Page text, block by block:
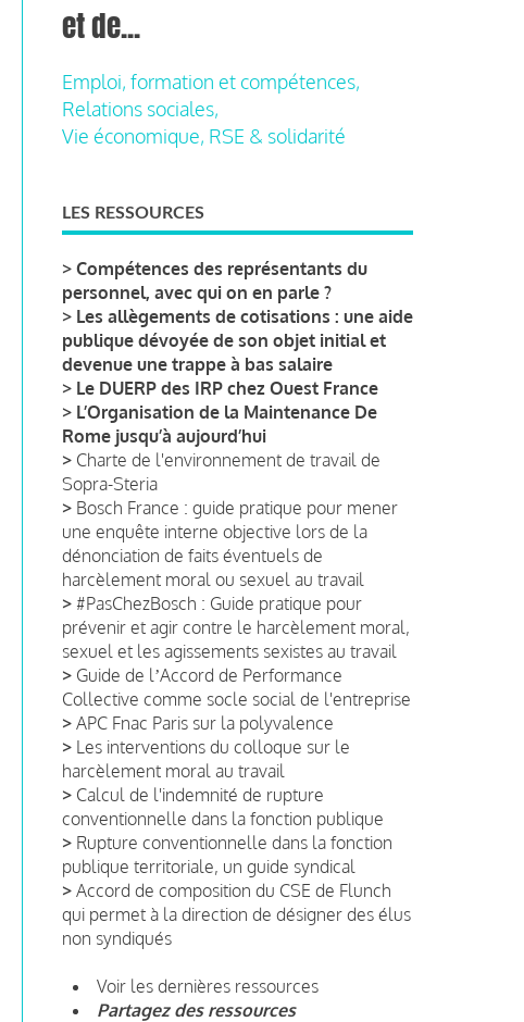
et de...
Emploi, formation et compétences,
Relations sociales,
Vie économique, RSE & solidarité
LES RESSOURCES
> Compétences des représentants du
personnel, avec qui on en parle ?
> Les allègements de cotisations : une aide
publique dévoyée de son objet initial et
devenue une trappe à bas salaire
> Le DUERP des IRP chez Ouest France
> L’Organisation de la Maintenance De
Rome jusqu’à aujourd’hui
> Charte de l'environnement de travail de
Sopra-Steria
> Bosch France : guide pratique pour mener
une enquête interne objective lors de la
dénonciation de faits éventuels de
harcèlement moral ou sexuel au travail
> #PasChezBosch : Guide pratique pour
prévenir et agir contre le harcèlement moral,
sexuel et les agissements sexistes au travail
> Guide de lʼAccord de Performance
Collective comme socle social de l'entreprise
> APC Fnac Paris sur la polyvalence
> Les interventions du colloque sur le
harcèlement moral au travail
> Calcul de l'indemnité de rupture
conventionnelle dans la fonction publique
> Rupture conventionnelle dans la fonction
publique territoriale, un guide syndical
> Accord de composition du CSE de Flunch
qui permet à la direction de désigner des élus
non syndiqués
Voir les dernières ressources
Partagez des ressources